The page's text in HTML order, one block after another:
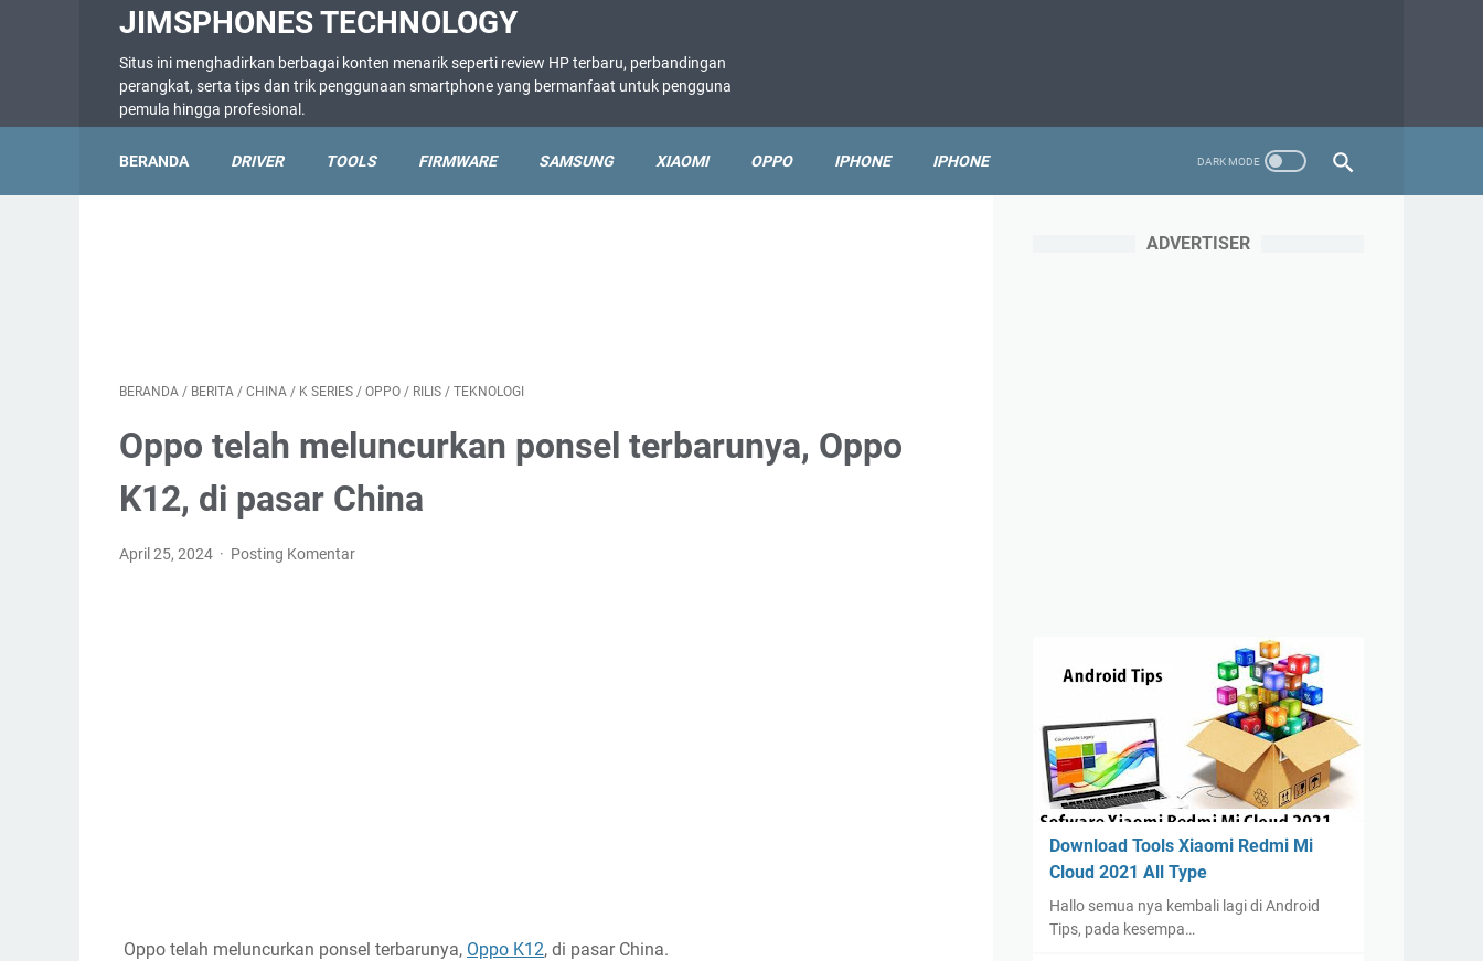
JIMSPHONES TECHNOLOGY
Situs ini menghadirkan berbagai konten menarik seperti review HP terbaru, perbandingan
perangkat, serta tips dan trik penggunaan smartphone yang bermanfaat untuk pengguna
pemula hingga profesional.
BERANDA DRIVER TOOLS FIRMWARE SAMSUNG XIAOMI OPPO IPHONE IPHONE
BERANDA / BERITA / CHINA / K SERIES / OPPO / RILIS / TEKNOLOGI
Oppo telah meluncurkan ponsel terbarunya, Oppo
K12, di pasar China
April 25, 2024 Posting Komentar
Oppo telah meluncurkan ponsel terbarunya, Oppo K12, di pasar China.
ADVERTISER
Download Tools Xiaomi Redmi Mi
Cloud 2021 All Type
Hallo semua nya kembali lagi di Android
Tips, pada kesempa…